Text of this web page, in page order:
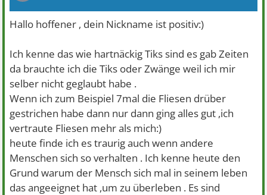
Hallo hoffener , dein Nickname ist positiv:)
Ich kenne das wie hartnäckig Tiks sind es gab Zeiten
da brauchte ich die Tiks oder Zwänge weil ich mir
selber nicht geglaubt habe .
Wenn ich zum Beispiel 7mal die Fliesen drüber
gestrichen habe dann nur dann ging alles gut ,ich
vertraute Fliesen mehr als mich:)
heute finde ich es traurig auch wenn andere
Menschen sich so verhalten . Ich kenne heute den
Grund warum der Mensch sich mal in seinem leben
das angeeignet hat ,um zu überleben . Es sind